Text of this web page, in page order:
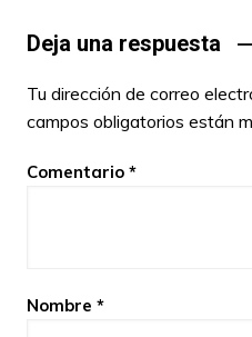
Deja una respuesta
Tu dirección de correo
campos obligatorios están
Comentario *
Nombre *